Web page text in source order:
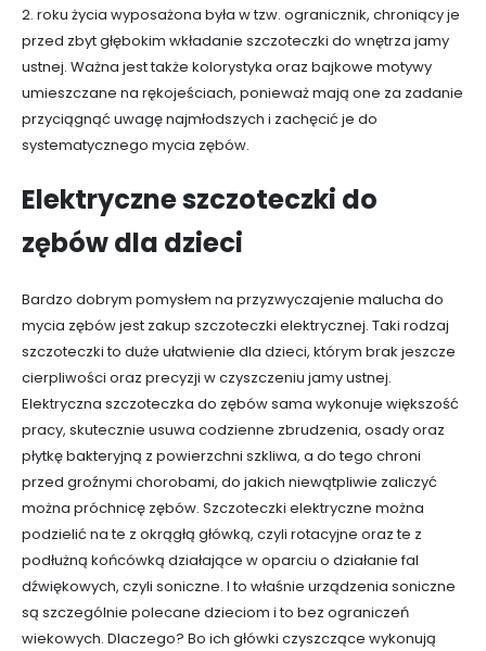
2. roku życia wyposażona była w tzw. ogranicznik, chroniący je
przed zbyt głębokim wkładanie szczoteczki do wnętrza jamy
ustnej. Ważna jest także kolorystyka oraz bajkowe motywy
umieszczane na rękojeściach, ponieważ mają one za zadanie
przyciągnąć uwagę najmłodszych i zachęcić je do
systematycznego mycia zębów.
Elektryczne szczoteczki do
zębów dla dzieci
Bardzo dobrym pomysłem na przyzwyczajenie malucha do
mycia zębów jest zakup szczoteczki elektrycznej. Taki rodzaj
szczoteczki to duże ułatwienie dla dzieci, którym brak jeszcze
cierpliwości oraz precyzji w czyszczeniu jamy ustnej.
Elektryczna szczoteczka do zębów sama wykonuje większość
pracy, skutecznie usuwa codzienne zbrudzenia, osady oraz
płytkę bakteryjną z powierzchni szkliwa, a do tego chroni
przed groźnymi chorobami, do jakich niewątpliwie zaliczyć
można próchnicę zębów. Szczoteczki elektryczne można
podzielić na te z okrągłą główką, czyli rotacyjne oraz te z
podłużną końcówką działające w oparciu o działanie fal
dźwiękowych, czyli soniczne. I to właśnie urządzenia soniczne
są szczególnie polecane dzieciom i to bez ograniczeń
wiekowych. Dlaczego? Bo ich główki czyszczące wykonują